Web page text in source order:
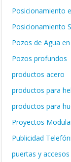
Posicionamiento
Posicionamiento
Pozos de Agua
Pozos profundos
productos acero
productos para
productos para
Proyectos
Publicidad
puertas y